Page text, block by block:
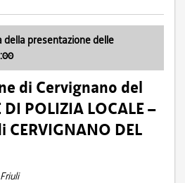
della presentazione delle
di Cervignano del
POLIZIA LOCALE –
DEL